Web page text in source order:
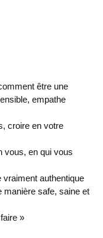
être une
empathe
croire en votre
vous, en qui vous
vraiment authentique
manière safe, saine et
»